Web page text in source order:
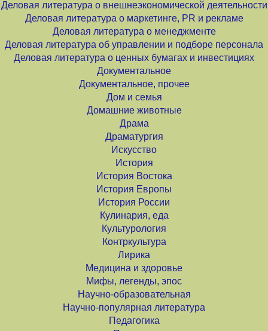
Деловая литература о внешнеэкономической деятельности
Деловая литература о маркетинге, PR и рекламе
Деловая литература о менеджменте
Деловая литература об управлении и подборе персонала
Деловая литература о ценных бумагах и инвестициях
Документальное
Документальное, прочее
Дом и семья
Домашние животные
Драма
Драматургия
Искусство
История
История Востока
История Европы
История России
Кулинария, еда
Культурология
Контркультура
Лирика
Медицина и здоровье
Мифы, легенды, эпос
Научно-образовательная
Научно-популярная литература
Педагогика